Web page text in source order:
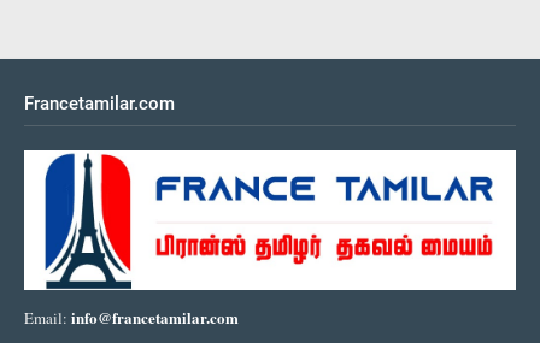
Francetamilar.com
Email: info@francetamilar.com